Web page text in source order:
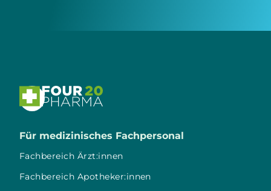

Für medizinisches Fachpersonal
Fachbereich Ärzt:innen
Fachbereich Apotheker:innen